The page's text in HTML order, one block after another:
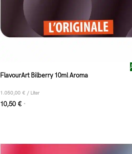
FlavourArt Bilberry 10ml Aroma
1.050,00 € / Liter
10,50 € *